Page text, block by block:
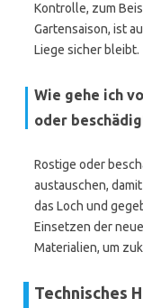
Kontrolle, zum
Gartensaison, ist
Liege sicher bleibt.
Wie gehe ich
oder
Rostige oder
austauschen,
das Loch und
Einsetzen der
Materialien, um
Technisches